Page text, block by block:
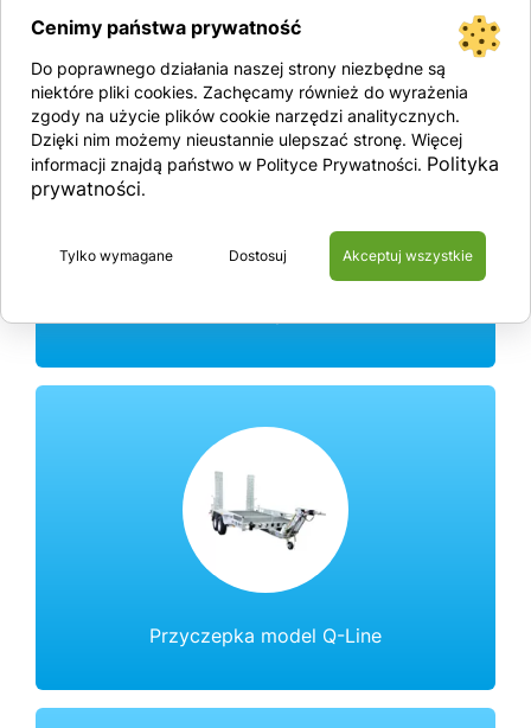
Przyczepka model Q-Line
Cenimy państwa prywatność
Do poprawnego działania naszej strony niezbędne są
niektóre pliki cookies. Zachęcamy również do wyrażenia
zgody na użycie plików cookie narzędzi analitycznych.
Dzięki nim możemy nieustannie ulepszać stronę. Więcej
informacji znajdą państwo w Polityce Prywatności. Polityka
prywatności.
Dostosuj
Tylko wymagane Akceptuj wszystkie